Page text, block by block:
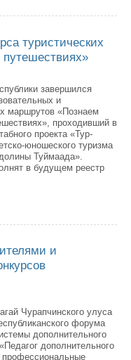
туристических
завершился
и
маршрутов «Познаем
проходивший в
проекта «Тур-
юношеского туризма
Туймаада».
в будущем реестр
в путешествиях»
и
Чурапчинского улуса
форума
дополнительного
дополнительного
профессиональные